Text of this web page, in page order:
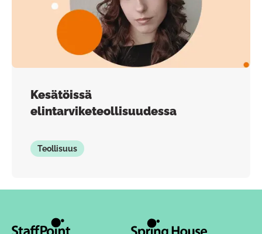
Kesätöissä
elintarviketeollisuudessa
Teollisuus